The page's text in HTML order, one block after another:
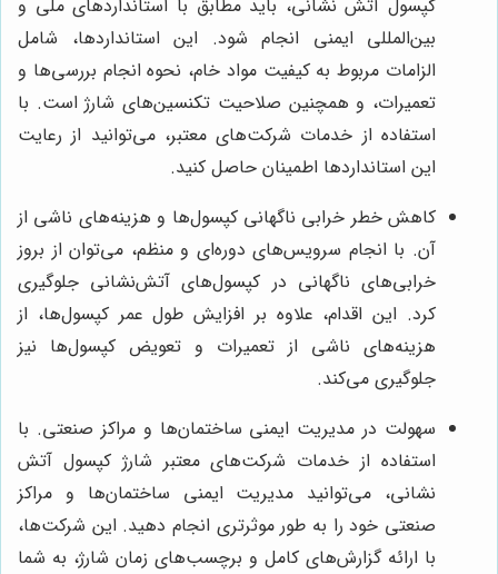
کپسول آتش نشانی، باید مطابق با استانداردهای ملی و
بین‌المللی ایمنی انجام شود. این استانداردها، شامل
الزامات مربوط به کیفیت مواد خام، نحوه انجام بررسی‌ها و
تعمیرات، و همچنین صلاحیت تکنسین‌های شارژ است. با
استفاده از خدمات شرکت‌های معتبر، می‌توانید از رعایت
این استانداردها اطمینان حاصل کنید.
کاهش خطر خرابی ناگهانی کپسول‌ها و هزینه‌های ناشی از
آن. با انجام سرویس‌های دوره‌ای و منظم، می‌توان از بروز
خرابی‌های ناگهانی در کپسول‌های آتش‌نشانی جلوگیری
کرد. این اقدام، علاوه بر افزایش طول عمر کپسول‌ها، از
هزینه‌های ناشی از تعمیرات و تعویض کپسول‌ها نیز
جلوگیری می‌کند.
سهولت در مدیریت ایمنی ساختمان‌ها و مراکز صنعتی. با
استفاده از خدمات شرکت‌های معتبر شارژ کپسول آتش
نشانی، می‌توانید مدیریت ایمنی ساختمان‌ها و مراکز
صنعتی خود را به طور موثرتری انجام دهید. این شرکت‌ها،
با ارائه گزارش‌های کامل و برچسب‌های زمان شارژ، به شما